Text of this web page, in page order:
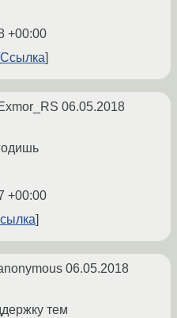
+00:00
Ссылка
06.05.2018
+00:00
06.05.2018
тем